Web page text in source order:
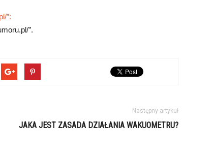
”:
”.
Następny artykuł
JAKA JEST ZASADA DZIAŁANIA WAKUOMETRU?